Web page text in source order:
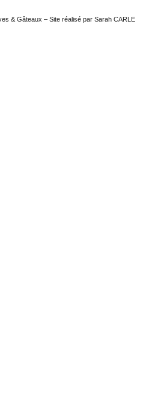
& Gâteaux – Site réalisé par Sarah CARLE